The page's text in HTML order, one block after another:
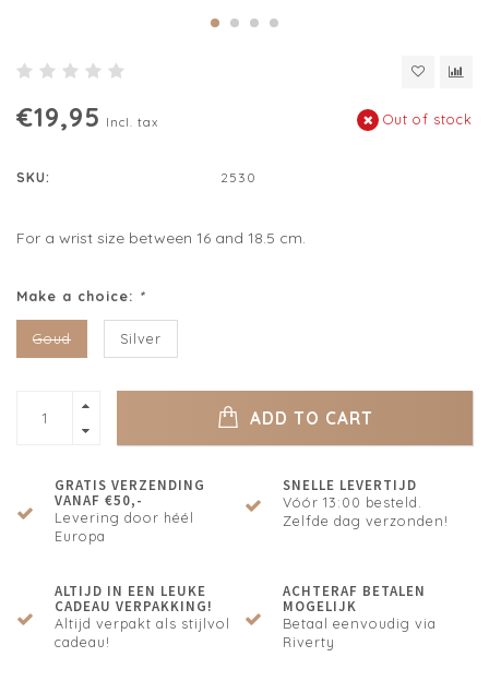
€19,95 Incl. tax Out of stock
SKU: 2530
For a wrist size between 16 and 18.5 cm.
Make a choice: *
Goud Silver
ADD TO CART
GRATIS VERZENDING
VANAF €50,-
Levering door héél
Europa
SNELLE LEVERTIJD
Vóór 13:00 besteld.
Zelfde dag verzonden!
ALTIJD IN EEN LEUKE
CADEAU VERPAKKING!
Altijd verpakt als stijlvol
cadeau!
ACHTERAF BETALEN
MOGELIJK
Betaal eenvoudig via
Riverty